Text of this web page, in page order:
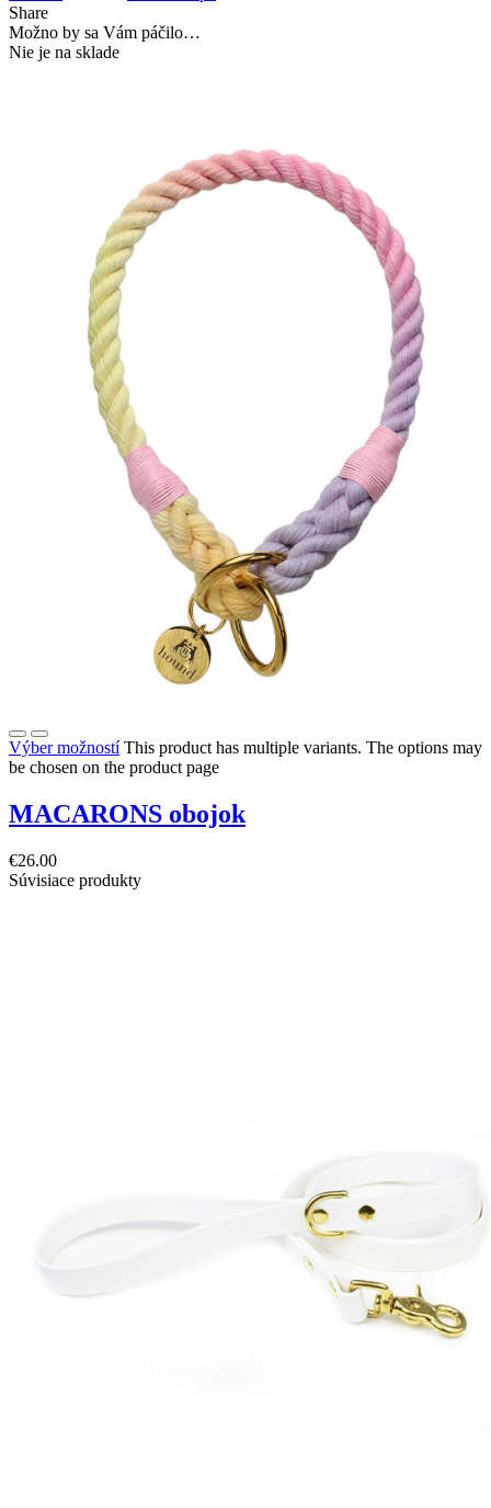
Share
Možno by sa Vám páčilo…
Nie je na sklade
Výber možností This product has multiple variants. The options may
be chosen on the product page
MACARONS obojok
€26.00
Súvisiace produkty